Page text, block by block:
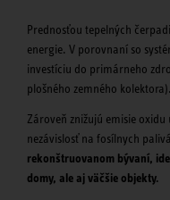
Prednosťou tepelných
energie. V porovnaní so
investíciu do primárneho
plošného zemného kolektora).
Zároveň znižujú emisie
nezávislosť na fosílnych
rekonštruovanom bývaní,
domy, ale aj väčšie objekty.